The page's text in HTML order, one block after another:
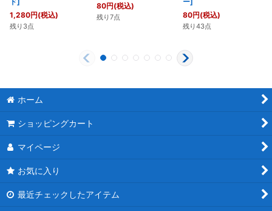
1,280円(税込)
残り3点
80円(税込)
残り7点
80円(税込)
残り43点
ホーム
ショッピングカート
マイページ
お気に入り
最近チェックしたアイテム